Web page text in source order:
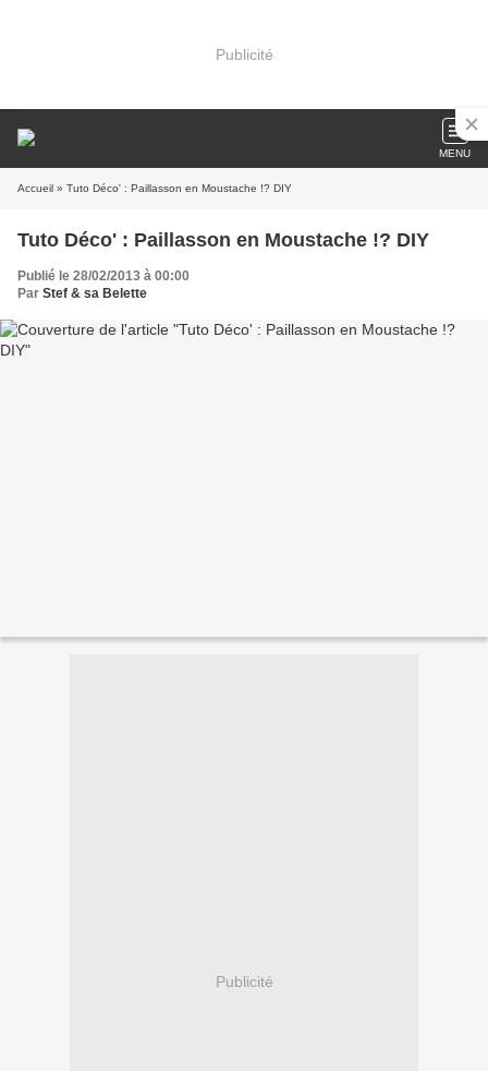
Publicité
MENU
Accueil » Tuto Déco' : Paillasson en Moustache !? DIY
Tuto Déco' : Paillasson en Moustache !? DIY
Publié le 28/02/2013 à 00:00
Par Stef & sa Belette
Publicité